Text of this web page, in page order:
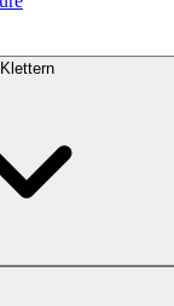
Klettern